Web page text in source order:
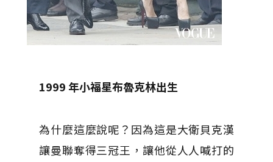
1999 年小福星布魯克林出生
為什麼這麼說呢？因為這是大衛貝克漢
讓曼聯奪得三冠王，讓他從人人喊打的